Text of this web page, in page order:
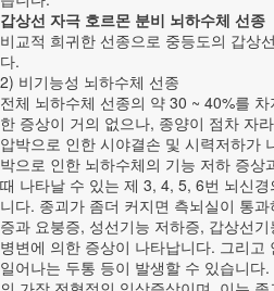
갑상선 자극 호르몬 분비 뇌하수체 선종
비교적 희귀한 선종으로 중등도의 갑상
다.
2) 비기능성 뇌하수체 선종
전체 뇌하수체 선종의 약 30 ~ 40%를
한 증상이 거의 없으나, 종양이 점차 자
압박으로 인한 시야결손 및 시력저하가
박으로 인한 뇌하수체의 기능 저하 증
때 나타날 수 있는 제 3, 4, 5, 6번 뇌신
니다. 종괴가 좀더 커지면 측뇌실이 통
증과 요붕증, 성선기능 저하증, 갑상선
병변에 의한 증상이 나타납니다. 그리고
일어나는 두통 등이 발생할 수 있습니다